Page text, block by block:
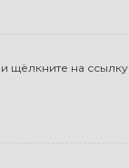
щёлкните на ссылку